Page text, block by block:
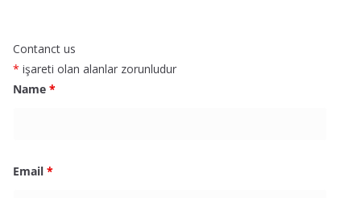
Contanct us
* işareti olan alanlar zorunludur
Name *
Email *